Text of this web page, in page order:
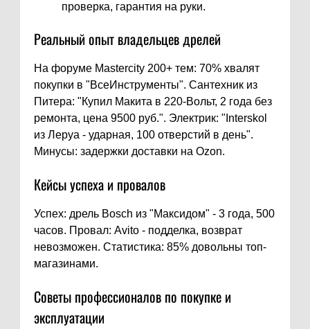
проверка, гарантия на руки.
Реальный опыт владельцев дрелей
На форуме Mastercity 200+ тем: 70% хвалят
покупки в "ВсеИнструменты". Сантехник из
Питера: "Купил Макита в 220-Вольт, 2 года без
ремонта, цена 9500 руб.". Электрик: "Interskol
из Леруа - ударная, 100 отверстий в день".
Минусы: задержки доставки на Ozon.
Кейсы успеха и провалов
Успех: дрель Bosch из "Максидом" - 3 года, 500
часов. Провал: Avito - подделка, возврат
невозможен. Статистика: 85% довольны топ-
магазинами.
Советы профессионалов по покупке и
эксплуатации